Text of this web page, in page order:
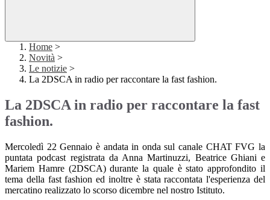
Home >
Novità >
Le notizie >
La 2DSCA in radio per raccontare la fast fashion.
La 2DSCA in radio per raccontare la fast
fashion.
Mercoledì 22 Gennaio è andata in onda sul canale CHAT FVG la
puntata podcast registrata da Anna Martinuzzi, Beatrice Ghiani e
Mariem Hamre (2DSCA) durante la quale è stato approfondito il
tema della fast fashion ed inoltre è stata raccontata l'esperienza del
mercatino realizzato lo scorso dicembre nel nostro Istituto.